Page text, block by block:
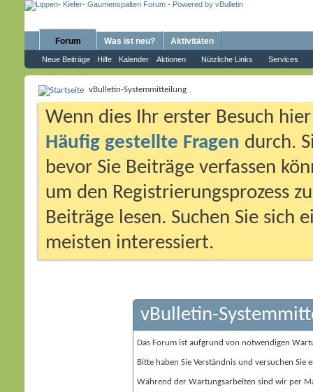
Forum
Neue Beiträge Hilfe Kalender Aktionen Nützliche Links Services
Was ist neu? Aktivitäten
vBulletin-Systemmitteilung
Wenn dies Ihr erster Besuch
Häufig gestellte Fragen durch.
bevor Sie Beiträge verfassen
um den Registrierungsprozess
Beiträge lesen. Suchen Sie sich
meisten interessiert.
vBulletin-
Das Forum ist aufgrund von notwendigen
Bitte haben Sie Verständnis und versuchen Sie
Während der Wartungsarbeiten sind wir per